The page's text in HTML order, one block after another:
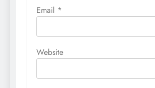
Email *
Website